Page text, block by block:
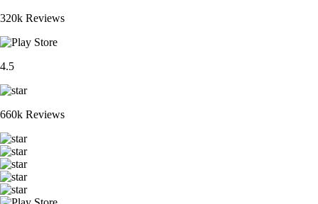
320k Reviews
4.5
660k Reviews